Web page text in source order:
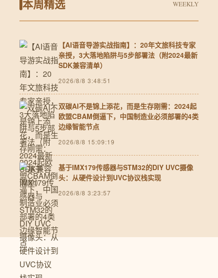
本周精选 WEEKLY
【AI语音导游实战指南】：20年文旅科技专家
亲授，3大落地陷阱与5步部署法（附2024最新
SDK兼容清单）
2026/8/8 3:48:51
双碳AI不是锦上添花，而是生存刚需：2024起
欧盟CBAM倒逼下，中国制造业必须部署的4类
边缘智能节点
2026/8/8 15:09:19
基于IMX179传感器与STM32的DIY UVC摄像
头：从硬件设计到UVC协议栈实现
2026/8/8 3:23:57